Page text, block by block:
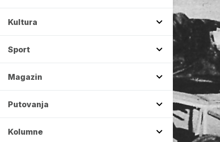
Kultura
Sport
Magazin
Putovanja
Kolumne